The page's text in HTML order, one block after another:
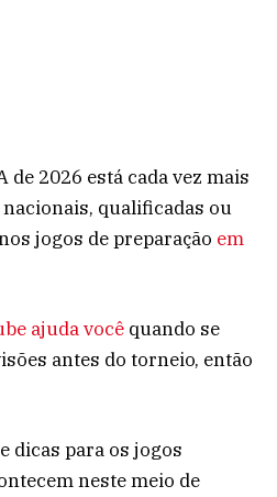
de 2026 está cada vez mais
qualificadas ou
jogos de preparação em
ajuda você quando se
antes do torneio, então
dicas para os jogos
neste meio de